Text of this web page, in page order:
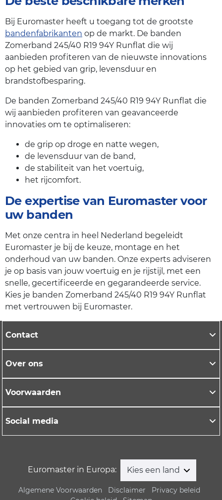
Bij Euromaster heeft u toegang tot de grootste
bandenfabrikanten op de markt. De banden
Zomerband 245/40 R19 94Y Runflat die wij
aanbieden profiteren van de nieuwste innovations
op het gebied van grip, levensduur en
brandstofbesparing.
De banden Zomerband 245/40 R19 94Y Runflat die
wij aanbieden profiteren van geavanceerde
innovaties om te optimaliseren:
de grip op droge en natte wegen,
de levensduur van de band,
de stabiliteit van het voertuig,
het rijcomfort.
De expertise van Euromaster voor
uw banden
Met onze centra in heel Nederland begeleidt
Euromaster je bij de keuze, montage en het
onderhoud van uw banden. Onze experts adviseren
je op basis van jouw voertuig en je rijstijl, met een
snelle, gecertificeerde en gegarandeerde service.
Kies je banden Zomerband 245/40 R19 94Y Runflat
met vertrouwen bij Euromaster.
Contact
Over ons
Voorwaarden
Social media
Euromaster in Europa: Kies een land
Algemene Voorwaarden Disclaimer
Privacy beleid